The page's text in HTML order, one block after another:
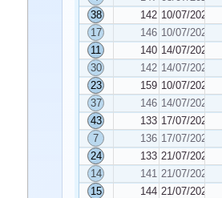
38
142 10/07/2020
17
146 10/07/2020
11
140 14/07/2020
30
142 14/07/2020
23
159 10/07/2020
37
146 14/07/2020
43
133 17/07/2020
7
136 17/07/2020
24
133 21/07/2020
14
141 21/07/2020
15
144 21/07/2020